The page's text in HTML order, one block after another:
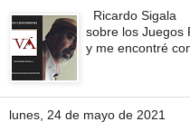
Ricardo Sigala
sobre los Juegos
y me encontré
lunes, 24 de mayo de 2021